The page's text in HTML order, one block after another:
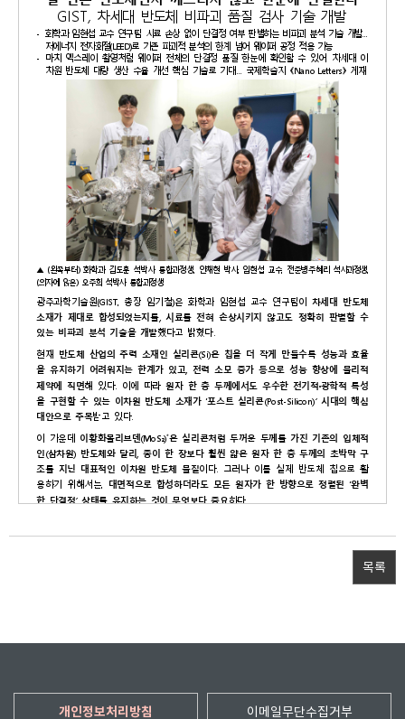
목록
개인정보처리방침 이메일무단수집거부